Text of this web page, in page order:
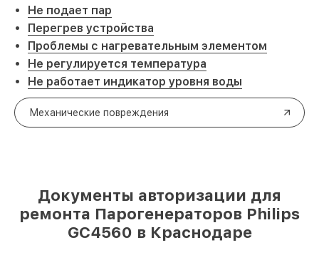
Не подает пар
Перегрев устройства
Проблемы с нагревательным элементом
Не регулируется температура
Не работает индикатор уровня воды
Механические повреждения
Документы авторизации для
ремонта Парогенераторов Philips
GC4560 в Краснодаре